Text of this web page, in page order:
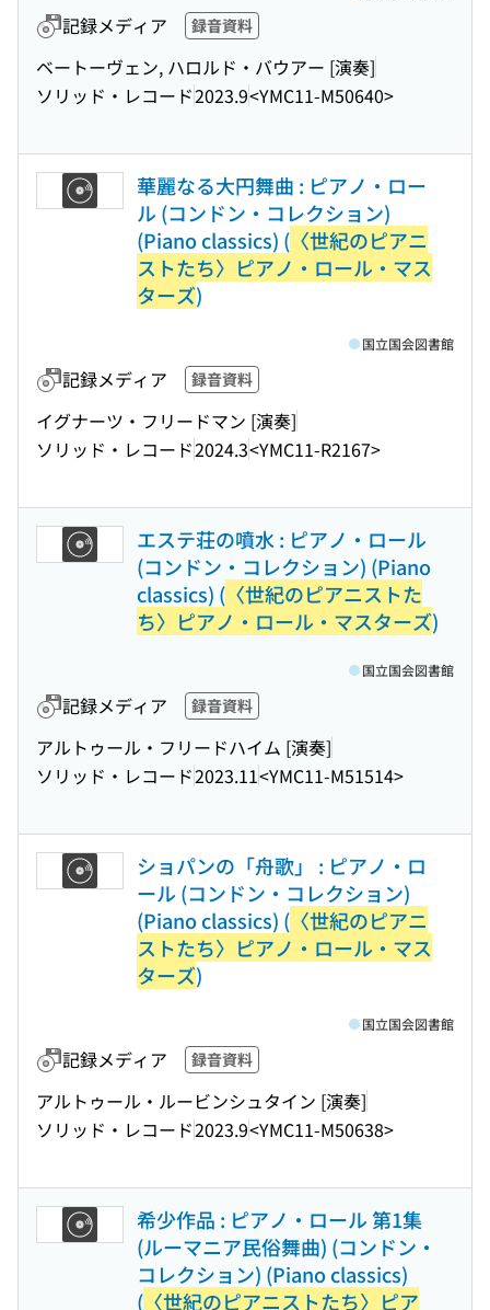
記録メディア 録音資料
ベートーヴェン, ハロルド・バウアー [演奏]
ソリッド・レコード2023.9<YMC11-M50640>
華麗なる大円舞曲 : ピアノ・ロー
ル (コンドン・コレクション)
(Piano classics) ( 〈世紀のピアニ
ストたち〉ピアノ・ロール・マス
ターズ)
記録メディア 録音資料
イグナーツ・フリードマン [演奏]
ソリッド・レコード2024.3<YMC11-R2167>
国立国会図書館
エステ荘の噴水 : ピアノ・ロール
(コンドン・コレクション) (Piano
classics) ( 〈世紀のピアニストた
ち〉ピアノ・ロール・マスターズ)
記録メディア 録音資料
アルトゥール・フリードハイム [演奏]
ソリッド・レコード2023.11<YMC11-M51514>
国立国会図書館
ショパンの「舟歌」 : ピアノ・ロ
ール (コンドン・コレクション)
(Piano classics) ( 〈世紀のピアニ
ストたち〉ピアノ・ロール・マス
ターズ)
記録メディア 録音資料
アルトゥール・ルービンシュタイン [演奏]
ソリッド・レコード2023.9<YMC11-M50638>
国立国会図書館
希少作品 : ピアノ・ロール 第1集
(ルーマニア民俗舞曲) (コンドン・
コレクション) (Piano classics)
( 〈世紀のピアニストたち〉ピア